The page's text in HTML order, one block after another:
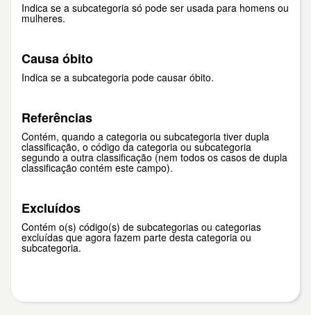
Indica se a subcategoria só pode ser usada para homens ou
mulheres.
Causa óbito
Indica se a subcategoria pode causar óbito.
Referências
Contém, quando a categoria ou subcategoria tiver dupla
classificação, o código da categoria ou subcategoria
segundo a outra classificação (nem todos os casos de dupla
classificação contém este campo).
Excluídos
Contém o(s) código(s) de subcategorias ou categorias
excluídas que agora fazem parte desta categoria ou
subcategoria.